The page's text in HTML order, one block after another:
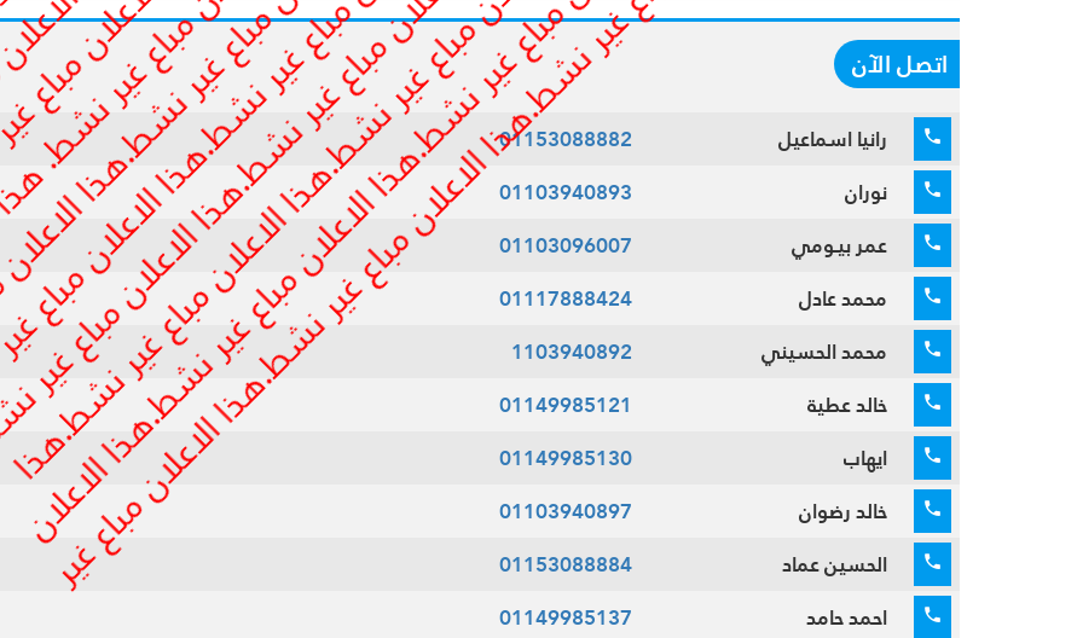
اتصل الآن
رانيا اسماعيل
01153088882
نوران
01103940893
عمر بيـومي
01103096007
محمد عادل
01117888424
محمد الحسيني
1103940892
خالد عطية
01149985121
ايهاب
01149985130
خالد رضوان
01103940897
الحسين عماد
01153088884
احمد حامد
01149985137